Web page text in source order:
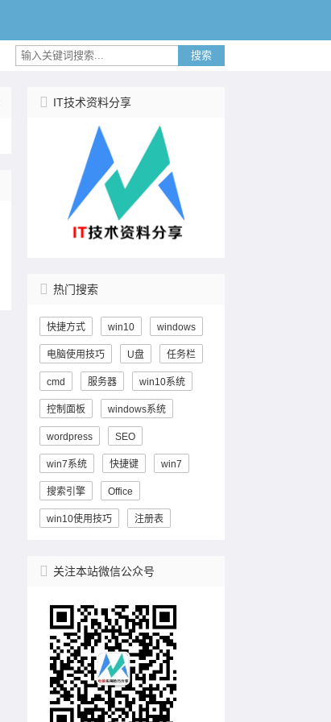
搜索
IT技术资料分享
热门搜索
快捷方式 win10 windows
电脑使用技巧 U盘 任务栏
cmd 服务器 win10系统
控制面板 windows系统
wordpress SEO
win7系统 快捷键 win7
搜索引擎 Office
win10使用技巧 注册表
关注本站微信公众号